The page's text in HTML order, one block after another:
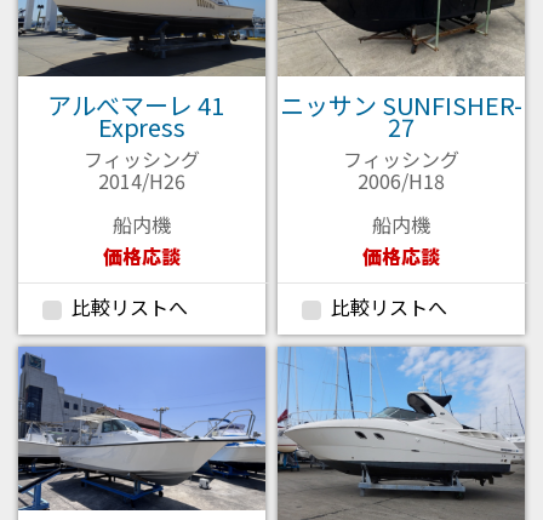
アルべマーレ 41
Express
フィッシング
2014/H26
船内機
価格応談
比較リストへ
ニッサン SUNFISHER-
27
フィッシング
2006/H18
船内機
価格応談
比較リストへ